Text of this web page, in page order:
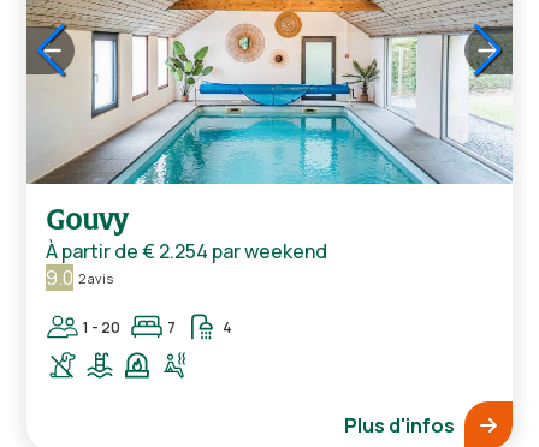
Gouvy
À partir de€ 2.254 par weekend
9.0 2 avis
1 - 20 7 4
Plus d'infos
1 5